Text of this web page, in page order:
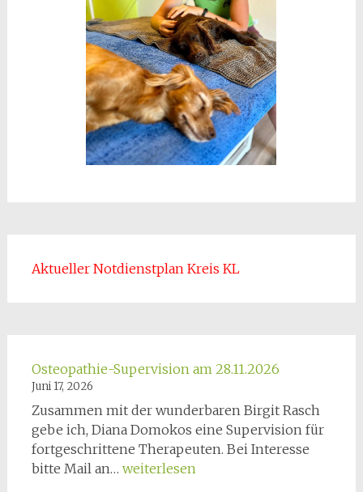
Aktueller Notdienstplan Kreis KL
Osteopathie-Supervision am 28.11.2026
Juni 17, 2026
Zusammen mit der wunderbaren Birgit Rasch
gebe ich, Diana Domokos eine Supervision für
fortgeschrittene Therapeuten. Bei Interesse
bitte Mail an… Osteopathie-
weiterlesen